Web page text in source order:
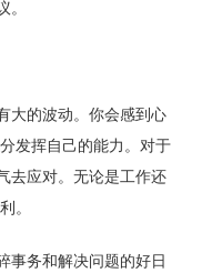
大的波动。你会感到心
发挥自己的能力。对于
去应对。无论是工作还
。
事务和解决问题的好日